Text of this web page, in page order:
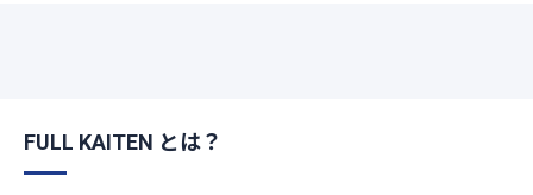
FULL KAITEN とは？